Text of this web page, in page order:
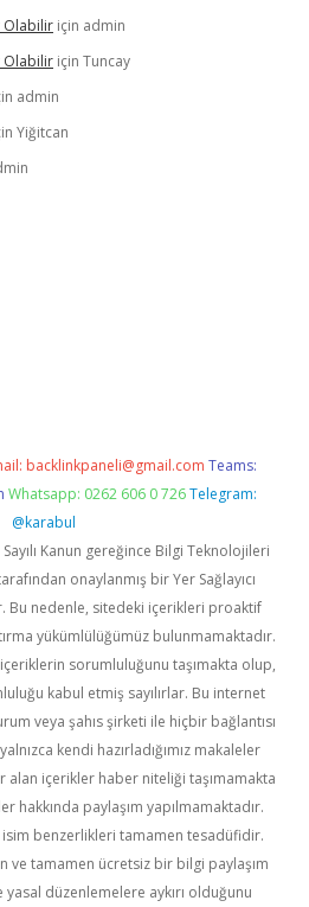
Olabilir için admin
Olabilir için Tuncay
admin
Yiğitcan
backlinkpaneli@gmail.com Teams:
Whatsapp: 0262 606 0 726 Telegram:
@karabul
Kanun gereğince Bilgi Teknolojileri
onaylanmış bir Yer Sağlayıcı
Bu nedenle, sitedeki içerikleri proaktif
yükümlülüğümüz bulunmamaktadır.
sorumluluğunu taşımakta olup,
kabul etmiş sayılırlar. Bu internet
veya şahıs şirketi ile hiçbir bağlantısı
kendi hazırladığımız makaleler
alan içerikler haber niteliği taşımamakta
hakkında paylaşım yapılmamaktadır.
benzerlikleri tamamen tesadüfidir.
ve tamamen ücretsiz bir bilgi paylaşım
düzenlemelere aykırı olduğunu